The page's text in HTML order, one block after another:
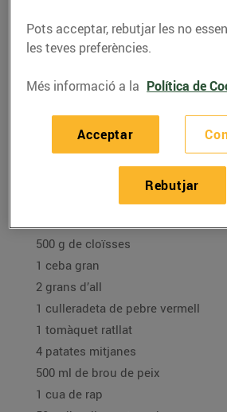
RECEPTES
Caldereta de
cloïsses
14/de desembre/2020
500 g de cloïsses
1 ceba gran
2 grans d’all
1 culleradeta de pebre vermell
1 tomàquet ratllat
4 patates mitjanes
500 ml de brou de peix
1 cua de rap
Pots acceptar, rebutjar les no
les teves preferències.
Més informació a la Política de
Rebutjar
Acceptar